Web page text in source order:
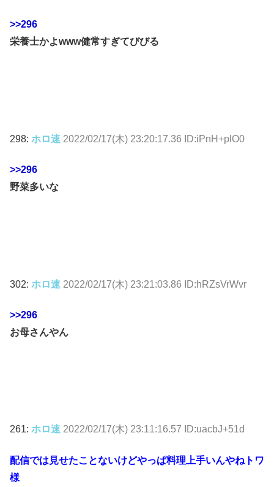
>>296
栄養士かよwww健常すぎてびびる
298: ホロ速 2022/02/17(木) 23:20:17.36 ID:iPnH+plO0
>>296
野菜多いな
302: ホロ速 2022/02/17(木) 23:21:03.86 ID:hRZsVrWvr
>>296
お母さんやん
261: ホロ速 2022/02/17(木) 23:11:16.57 ID:uacbJ+51d
配信では見せたことないけどやっぱ料理上手いんやねトワ
様